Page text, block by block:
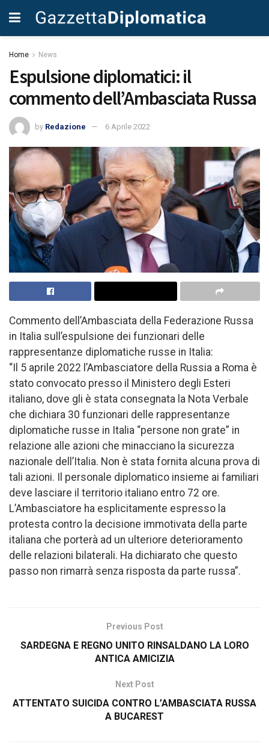
Home News
Espulsione diplomatici: il
commento dell’Ambasciata Russa
by Redazione 6 Aprile 2022
Commento dell’Ambasciata della Federazione Russa
in Italia sull’espulsione dei funzionari delle
rappresentanze diplomatiche russe in Italia:
“Il 5 aprile 2022 l’Ambasciatore della Russia a Roma è
stato convocato presso il Ministero degli Esteri
italiano, dove gli è stata consegnata la Nota Verbale
che dichiara 30 funzionari delle rappresentanze
diplomatiche russe in Italia “persone non grate” in
relazione alle azioni che minacciano la sicurezza
nazionale dell’Italia. Non è stata fornita alcuna prova di
tali azioni. Il personale diplomatico insieme ai familiari
deve lasciare il territorio italiano entro 72 ore.
L’Ambasciatore ha esplicitamente espresso la
protesta contro la decisione immotivata della parte
italiana che porterà ad un ulteriore deterioramento
delle relazioni bilaterali. Ha dichiarato che questo
passo non rimarrà senza risposta da parte russa”.
Previous Post
SARDEGNA E REGNO UNITO RINSALDANO LA LORO
ANTICA AMICIZIA
Next Post
ATTENTATO SUICIDA CONTRO L’AMBASCIATA RUSSA
A BUCAREST